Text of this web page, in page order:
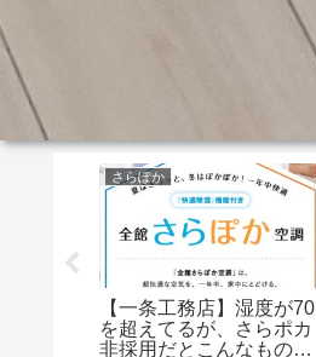
さらぽか
【一条工務店】湿度が70
を超えてるが、さらポカ
非採用だとこんなものな